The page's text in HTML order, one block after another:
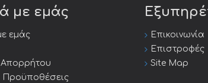
με εμάς
εμάς
Απορρήτου
Προϋποθέσεις
Επικοινωνία
Επιστροφές
Site Map